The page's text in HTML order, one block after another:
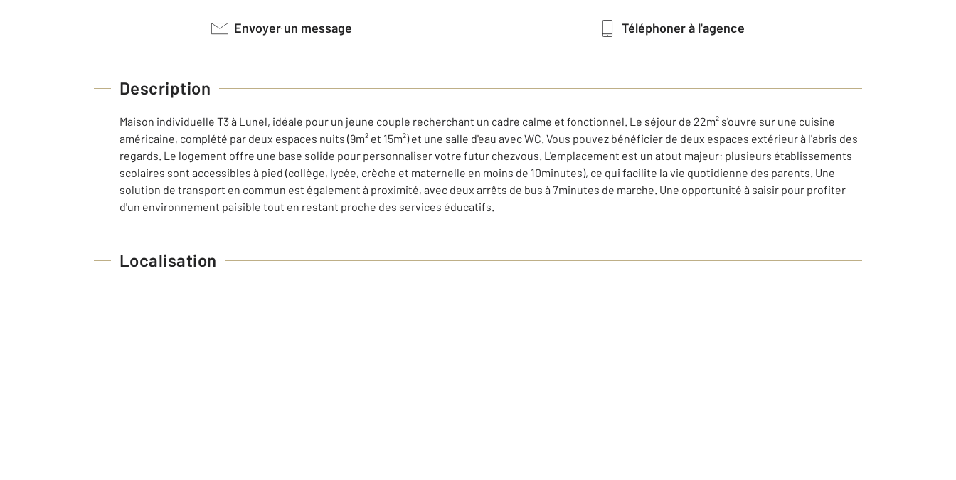
Envoyer un message Téléphoner à l'agence
Description
Maison individuelle T3 à Lunel, idéale pour un jeune couple recherchant un cadre calme et fonctionnel. Le séjour de 22m² s'ouvre sur une cuisine
américaine, complété par deux espaces nuits (9m² et 15m²) et une salle d'eau avec WC. Vous pouvez bénéficier de deux espaces extérieur à l'abris des
regards. Le logement offre une base solide pour personnaliser votre futur chezvous. L'emplacement est un atout majeur: plusieurs établissements
scolaires sont accessibles à pied (collège, lycée, crèche et maternelle en moins de 10minutes), ce qui facilite la vie quotidienne des parents. Une
solution de transport en commun est également à proximité, avec deux arrêts de bus à 7minutes de marche. Une opportunité à saisir pour profiter
d'un environnement paisible tout en restant proche des services éducatifs.
Localisation